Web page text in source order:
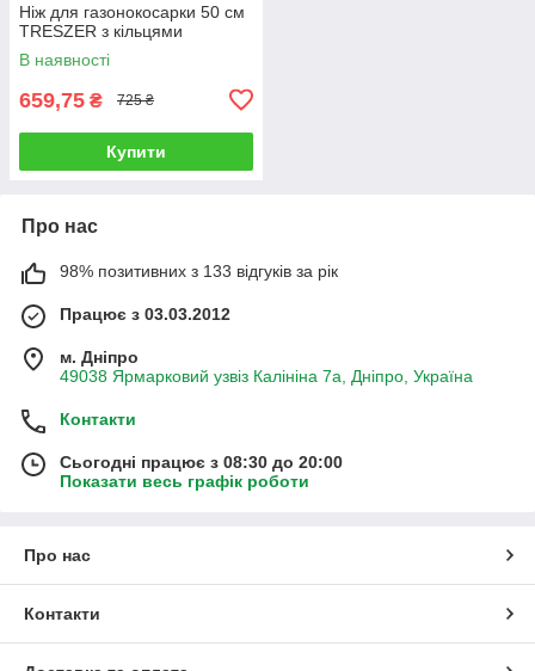
Ніж для газонокосарки 50 см
TRESZER з кільцями
В наявності
659,75 ₴ 725 ₴
Купити
Про нас
98% позитивних з 133 відгуків за рік
Працює з 03.03.2012
м. Дніпро
49038 Ярмарковий узвіз Калініна 7а, Дніпро, Україна
Контакти
Сьогодні працює з 08:30 до 20:00
Показати весь графік роботи
Про нас
Контакти